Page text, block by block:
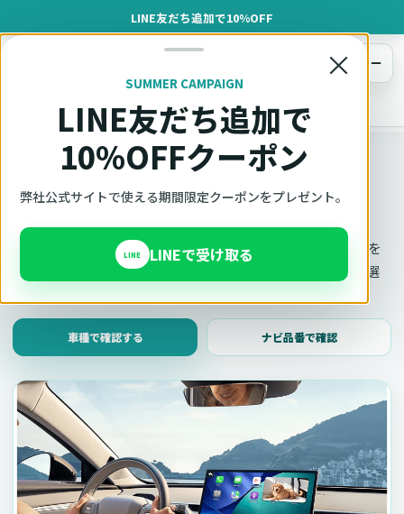
LINE友だち追加で10%OFF
×
SUMMER CAMPAIGN
LINE友だち追加で
10%OFFクーポン
弊社公式サイトで使える期間限定クーポンをプレゼント。
LINE LINEで受け取る
オットキャスト
メニュー
車種適合確認
車種適合確認
車種と年式で適合確認
Ottocast（オットキャスト）の対応製品、条件、注意事項を
このページ内で見られます。 迷った場合は、車種と年式を選
車種で確認する ナビ品番で確認